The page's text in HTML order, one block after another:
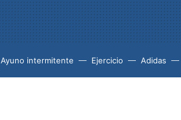
Ayuno intermitente Ejercicio Adidas